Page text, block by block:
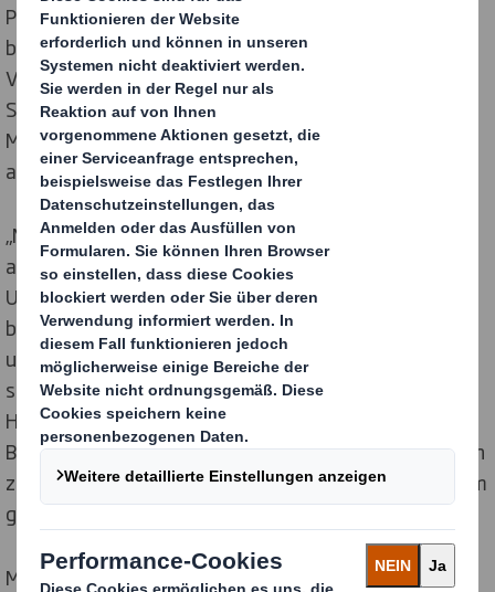
PepsiCo und wurde 2011 zum Sales Senior Director
befördert. In dieser Funktion verantwortete er den
Vertrieb LEH & Gastronomie sowie das Marketing
Snacks. Darüber hinaus war er für den Bereich Change
Management bei PepsiCo zuständig und maßgeblich
am Wachstum von PepsiCo Deutschland beteiligt.
„Mit Stefan Kunzmann haben wir uns große Expertise
aus dem Bereich Fast Moving Consumer Goods ins
Unternehmen geholt“, freut sich Per V Frederiksen. „Er
bringt umfangreiches Wissen über Trends im Handel
und Konsumentenverhalten am Point of Sale mit. So
sind wir noch besser in der Lage, die
Herausforderungen unserer Kunden aus diesem
Bereich zu verstehen und maßgeschneiderte Lösungen
zu entwickeln, die deren Umsatz steigen und Kosten im
gesamten Supply Cycle minimieren.“
Michael Lamprecht, bisher Sales Director der Region